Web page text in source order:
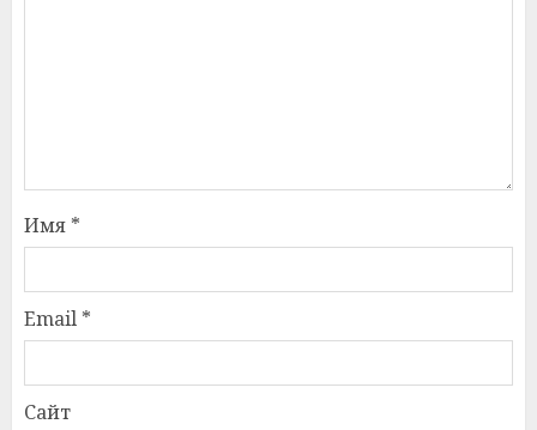
Имя *
Email *
Сайт